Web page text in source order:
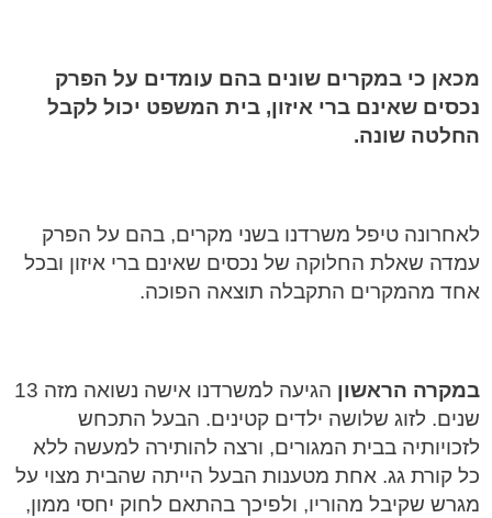
מכאן כי במקרים שונים בהם עומדים על הפרק
נכסים שאינם ברי איזון, בית המשפט יכול לקבל
החלטה שונה.
לאחרונה טיפל משרדנו בשני מקרים, בהם על הפרק
עמדה שאלת החלוקה של נכסים שאינם ברי איזון ובכל
אחד מהמקרים התקבלה תוצאה הפוכה.
במקרה הראשון
הגיעה למשרדנו אישה נשואה מזה 13
שנים. לזוג שלושה ילדים קטינים. הבעל התכחש
לזכויותיה בבית המגורים, ורצה להותירה למעשה ללא
כל קורת גג. אחת מטענות הבעל הייתה שהבית מצוי על
מגרש שקיבל מהוריו, ולפיכך בהתאם לחוק יחסי ממון,